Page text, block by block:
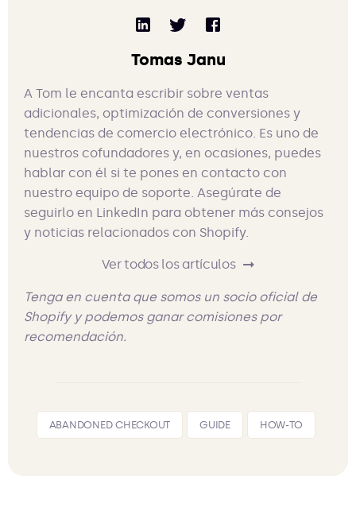
Tomas Janu
A Tom le encanta escribir sobre ventas
adicionales, optimización de conversiones y
tendencias de comercio electrónico. Es uno de
nuestros cofundadores y, en ocasiones, puedes
hablar con él si te pones en contacto con
nuestro equipo de soporte. Asegúrate de
seguirlo en LinkedIn para obtener más consejos
y noticias relacionados con Shopify.
Ver todos los artículos
Tenga en cuenta que somos un socio oficial de
Shopify y podemos ganar comisiones por
recomendación.
ABANDONED CHECKOUT GUIDE HOW-TO